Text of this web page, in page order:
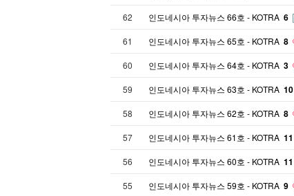
62 인도네시아 투자뉴스 66호 - KOTRA 6
61 인도네시아 투자뉴스 65호 - KOTRA 8
60 인도네시아 투자뉴스 64호 - KOTRA 3
59 인도네시아 투자뉴스 63호 - KOTRA 10
58 인도네시아 투자뉴스 62호 - KOTRA 8
57 인도네시아 투자뉴스 61호 - KOTRA 11
56 인도네시아 투자뉴스 60호 - KOTRA 11
55 인도네시아 투자뉴스 59호 - KOTRA 9